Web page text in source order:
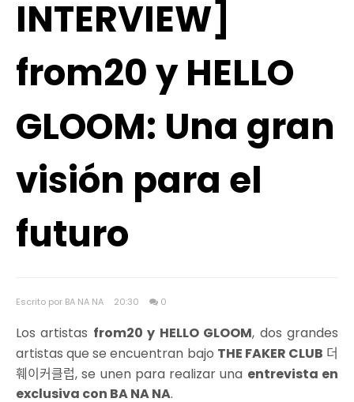
INTERVIEW]
from20 y HELLO
GLOOM: Una gran
visión para el
futuro
Escrito por BA NA NA 20:30 0
Los artistas from20 y HELLO GLOOM, dos grandes
artistas que se encuentran bajo THE FAKER CLUB 더
훼이커클럽, se unen para realizar una entrevista en
exclusiva con BA NA NA.